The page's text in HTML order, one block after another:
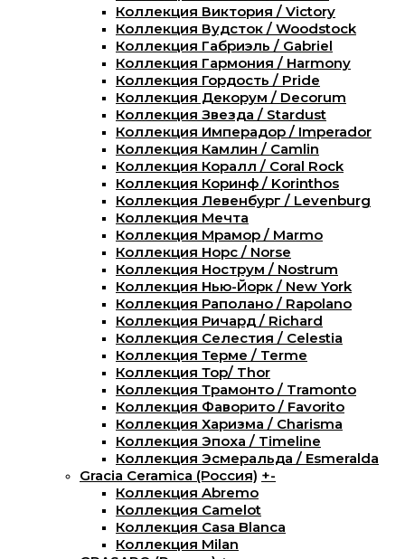
Коллекция Виктория / Victory
Коллекция Вудсток / Woodstock
Коллекция Габриэль / Gabriel
Коллекция Гармония / Harmony
Коллекция Гордость / Pride
Коллекция Декорум / Decorum
Коллекция Звезда / Stardust
Коллекция Имперадор / Imperador
Коллекция Камлин / Camlin
Коллекция Коралл / Coral Rock
Коллекция Коринф / Korinthos
Коллекция Левенбург / Levenburg
Коллекция Мечта
Коллекция Мрамор / Marmo
Коллекция Норс / Norse
Коллекция Нострум / Nostrum
Коллекция Нью-Йорк / New York
Коллекция Раполано / Rapolano
Коллекция Ричард / Richard
Коллекция Селестия / Celestia
Коллекция Терме / Terme
Коллекция Тор/ Thor
Коллекция Трамонто / Tramonto
Коллекция Фаворито / Favorito
Коллекция Харизма / Charisma
Коллекция Эпоха / Timeline
Коллекция Эсмеральда / Esmeralda
Gracia Ceramica (Россия) +-
Коллекция Abremo
Коллекция Camelot
Коллекция Casa Blanca
Коллекция Milan